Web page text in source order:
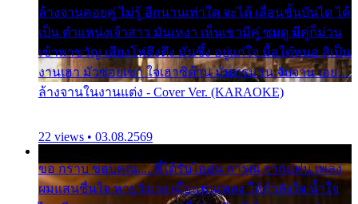
ล้างจานคอยคู่ ไม่รู้ อีกนานเท่าใด จะได้ เลื่อนขั้นบันได ได้
เป็น ตำแหน่งเจ้าสาว มันเหงา เห็นเขามีคู่ ซมดู มีคู่ก็ม่วน
เข้าพาขวัญ เสียงโห่ตึงตึง มันซึ้ง อยู่แก่ใจ มื้อใด๋หนอ สิเป็น
งานเฮา มัวซอยเขา ใจเฮาซิด้าน มันทรมาน จับจาน เอย…
ล้างจานในงานแต่ง - Cover Ver. (KARAOKE)
22 views • 03.08.2569
ขอ กราบ ขอบคุณ.... ที่ได้รับไออุ่น การุณ จากแฟน เพลง
ผมแสนชื่นใจ หายวังเวง เมื่อแฟนเพลง ให้กำลังใจ น้ำใจ